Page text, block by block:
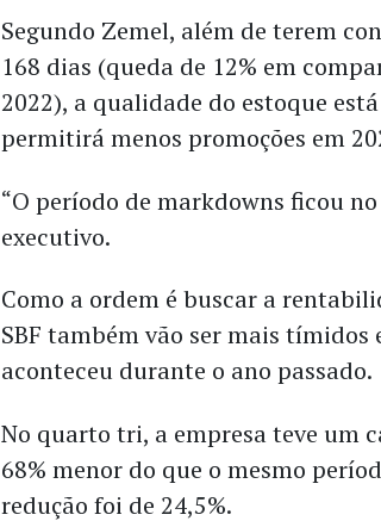
Segundo Zemel, além de terem
168 dias (queda de 12% em
2022), a qualidade do estoque
permitirá menos promoções em
“O período de markdowns ficou no
executivo.
Como a ordem é buscar a
SBF também vão ser mais tímidos
aconteceu durante o ano passado.
No quarto tri, a empresa teve um
68% menor do que o mesmo
redução foi de 24,5%.